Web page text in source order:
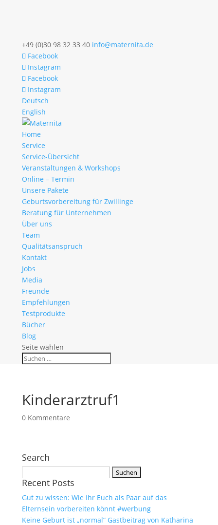
+49 (0)30 98 32 33 40 info@maternita.de
Facebook
Instagram
Facebook
Instagram
Deutsch
English
Home
Service
Service-Übersicht
Veranstaltungen & Workshops
Online – Termin
Unsere Pakete
Geburtsvorbereitung für Zwillinge
Beratung für Unternehmen
Über uns
Team
Qualitätsanspruch
Kontakt
Jobs
Media
Freunde
Empfehlungen
Testprodukte
Bücher
Blog
Seite wählen
Kinderarztruf1
0 Kommentare
Search
nach:
Recent Posts
Gut zu wissen: Wie Ihr Euch als Paar auf das
Elternsein vorbereiten könnt #werbung
Keine Geburt ist „normal“ Gastbeitrag von Katharina